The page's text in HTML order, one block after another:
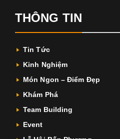
THÔNG TIN
Tin Tức
Kinh Nghiệm
Món Ngon – Điểm Đẹp
Khám Phá
Team Building
Event